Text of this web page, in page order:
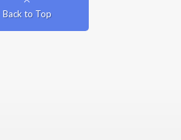
Back to Top